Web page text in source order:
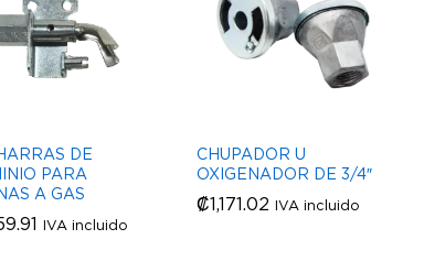
DE
PARA
A GAS
IVA incluido
CHUPADOR U
OXIGENADOR DE 3/4″
₡1,171.02 IVA incluido
₡1,171.02